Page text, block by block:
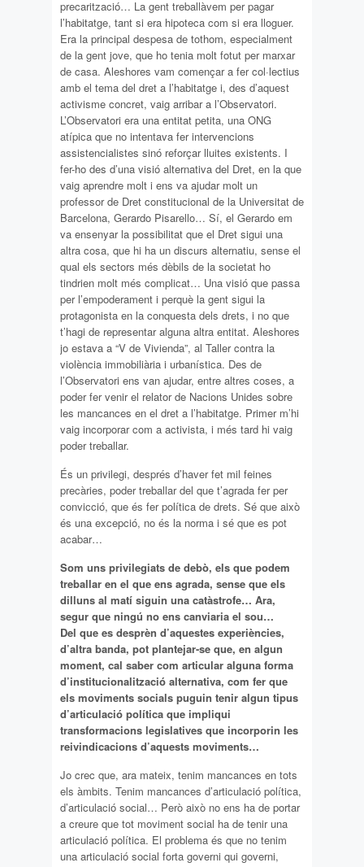
precarització… La gent treballàvem per pagar
l’habitatge, tant si era hipoteca com si era lloguer.
Era la principal despesa de tothom, especialment
de la gent jove, que ho tenia molt fotut per marxar
de casa. Aleshores vam començar a fer col·lectius
amb el tema del dret a l’habitatge i, des d’aquest
activisme concret, vaig arribar a l’Observatori.
L’Observatori era una entitat petita, una ONG
atípica que no intentava fer intervencions
assistencialistes sinó reforçar lluites existents. I
fer-ho des d’una visió alternativa del Dret, en la que
vaig aprendre molt i ens va ajudar molt un
professor de Dret constitucional de la Universitat de
Barcelona, Gerardo Pisarello… Sí, el Gerardo em
va ensenyar la possibilitat que el Dret sigui una
altra cosa, que hi ha un discurs alternatiu, sense el
qual els sectors més dèbils de la societat ho
tindrien molt més complicat… Una visió que passa
per l’empoderament i perquè la gent sigui la
protagonista en la conquesta dels drets, i no que
t’hagi de representar alguna altra entitat. Aleshores
jo estava a “V de Vivienda”, al Taller contra la
violència immobiliària i urbanística. Des de
l’Observatori ens van ajudar, entre altres coses, a
poder fer venir el relator de Nacions Unides sobre
les mancances en el dret a l’habitatge. Primer m’hi
vaig incorporar com a activista, i més tard hi vaig
poder treballar.
És un privilegi, després d’haver fet mil feines
precàries, poder treballar del que t’agrada fer per
convicció, que és fer política de drets. Sé que això
és una excepció, no és la norma i sé que es pot
acabar…
Som uns privilegiats de debò, els que podem
treballar en el que ens agrada, sense que els
dilluns al matí siguin una catàstrofe… Ara,
segur que ningú no ens canviaria el sou…
Del que es desprèn d’aquestes experiències,
d’altra banda, pot plantejar-se que, en algun
moment, cal saber com articular alguna forma
d’institucionalització alternativa, com fer que
els moviments socials puguin tenir algun tipus
d’articulació política que impliqui
transformacions legislatives que incorporin les
reivindicacions d’aquests moviments…
Jo crec que, ara mateix, tenim mancances en tots
els àmbits. Tenim mancances d’articulació política,
d’articulació social… Però això no ens ha de portar
a creure que tot moviment social ha de tenir una
articulació política. El problema és que no tenim
una articulació social forta governi qui governi,